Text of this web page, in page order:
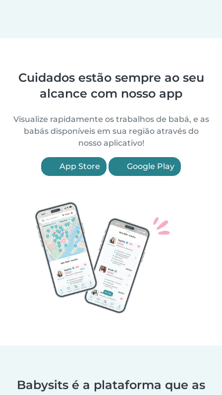
Cuidados estão sempre ao seu
alcance com nosso app
Visualize rapidamente os trabalhos de babá, e as
babás disponíveis em sua região através do
nosso aplicativo!
App Store Google Play
Babysits é a plataforma que as